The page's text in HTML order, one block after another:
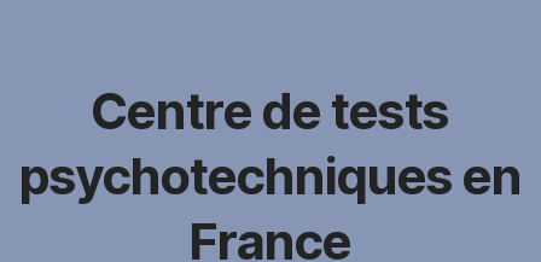
Centre de tests
psychotechniques en
France